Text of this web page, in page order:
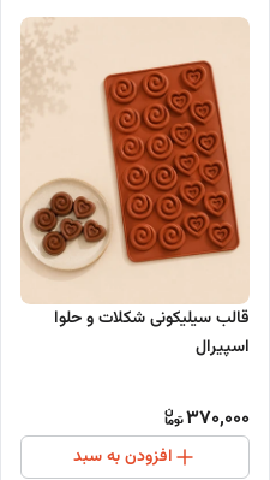
قالب سیلیکونی شکلات و حلوا
اسپیرال
370,000
افزودن به سبد